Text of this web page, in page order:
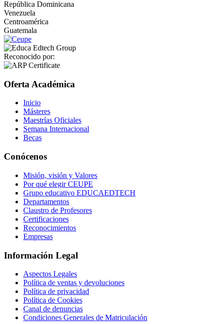
República Dominicana
Venezuela
Centroamérica
Guatemala
Reconocido por:
Oferta Académica
Inicio
Másteres
Maestrías Oficiales
Semana Internacional
Becas
Conócenos
Misión, visión y Valores
Por qué elegir CEUPE
Grupo educativo EDUCAEDTECH
Departamentos
Claustro de Profesores
Certificaciones
Reconocimientos
Empresas
Información Legal
Aspectos Legales
Política de ventas y devoluciones
Política de privacidad
Política de Cookies
Canal de denuncias
Condiciones Generales de Matriculación